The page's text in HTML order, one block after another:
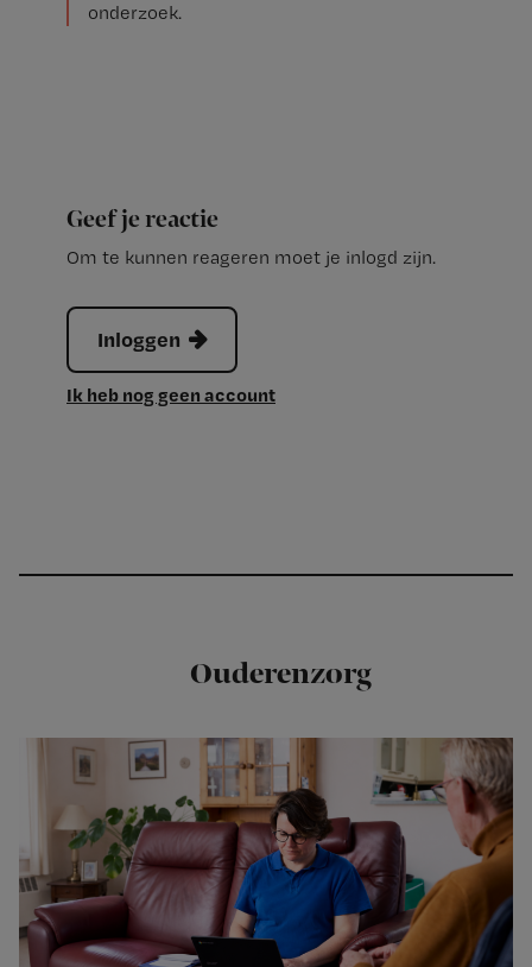
onderzoek.
Geef je reactie
Om te kunnen reageren moet je inlogd zijn.
Inloggen
Ik heb nog geen account
Ouderenzorg